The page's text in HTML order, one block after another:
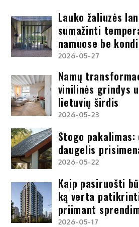
Lauko žaliuzės
sumažinti
namuose be
2026-05-27
Namų
vinilinės grindys
lietuvių širdis
2026-05-23
Stogo
daugelis
2026-05-22
Kaip pasiruošti
ką verta
priimant
2026-05-17